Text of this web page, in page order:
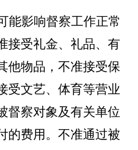
能影响督察工作正常
接受礼金、礼品、有
他物品，不准接受保
受文艺、体育等营业
督察对象及有关单位
的费用。不准通过被